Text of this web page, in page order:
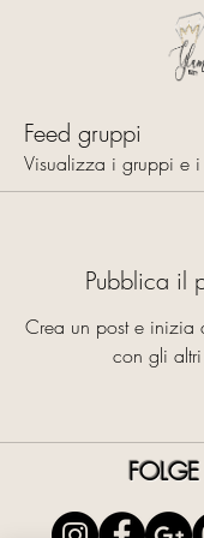
Feed gruppi
Visualizza i gruppi e i
Pubblica il
Crea un post e inizia
con gli